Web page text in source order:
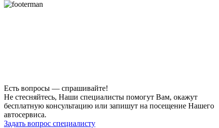
Есть вопросы — спрашивайте!
Не стесняйтесь, Наши специалисты помогут Вам, окажут
бесплатную консультацию или запишут на посещение Нашего
автосервиса.
Задать вопрос специалисту